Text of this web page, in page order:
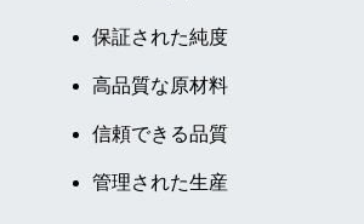
保証された純度
高品質な原材料
信頼できる品質
管理された生産